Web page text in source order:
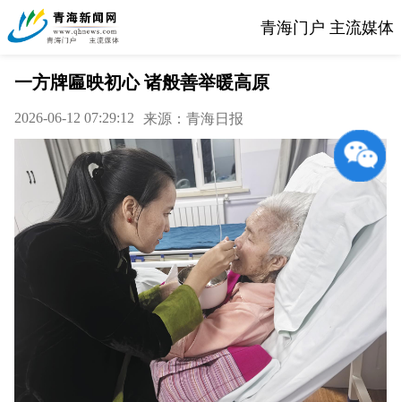
青海门户 主流媒体
一方牌匾映初心 诸般善举暖高原
2026-06-12 07:29:12 来源：青海日报